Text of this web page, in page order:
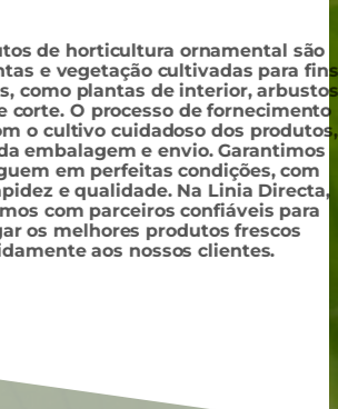
de horticultura ornamental são
e vegetação cultivadas para fins
como plantas de interior, arbustos
corte. O processo de fornecimento
o cultivo cuidadoso dos produtos,
embalagem e envio. Garantimos
em perfeitas condições, com
e qualidade. Na Linia Directa,
com parceiros confiáveis para
os melhores produtos frescos
aos nossos clientes.